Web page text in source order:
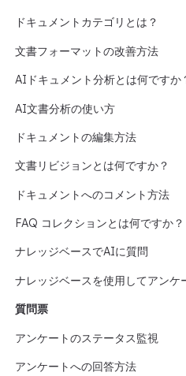
ドキュメントカテゴリとは？
文書フォーマットの改善方法
AIドキュメント分析とは何ですか
AI文書分析の使い方
ドキュメントの編集方法
文書リビジョンとは何ですか？
ドキュメントへのコメント方法
FAQ コレクションとは何ですか？
ナレッジベースでAIに質問
ナレッジベースを使用してアンケ
質問票
アンケートのステータス監視
アンケートへの回答方法